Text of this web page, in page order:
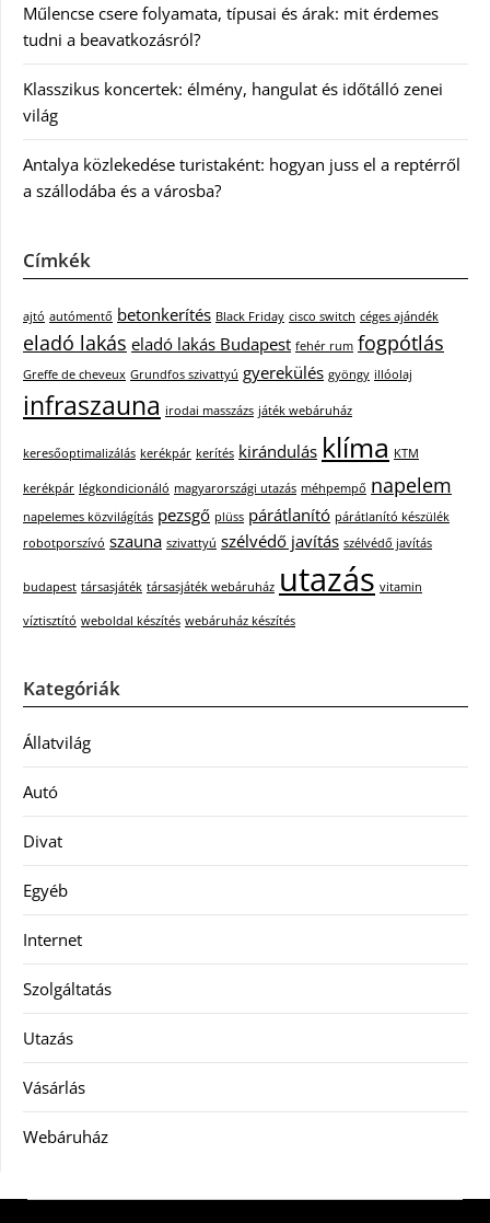
Műlencse csere folyamata, típusai és árak: mit érdemes
tudni a beavatkozásról?
Klasszikus koncertek: élmény, hangulat és időtálló zenei
világ
Antalya közlekedése turistaként: hogyan juss el a reptérről
a szállodába és a városba?
Címkék
ajtó autómentő betonkerítés Black Friday cisco switch céges ajándék
eladó lakás eladó lakás Budapest fehér rum fogpótlás
Greffe de cheveux Grundfos szivattyú gyerekülés gyöngy illóolaj
infraszauna irodai masszázs játék webáruház
keresőoptimalizálás kerékpár kerítés kirándulás klíma KTM
kerékpár légkondicionáló magyarországi utazás méhpempő napelem
napelemes közvilágítás pezsgő plüss párátlanító párátlanító készülék
robotporszívó szauna szivattyú szélvédő javítás szélvédő javítás
budapest társasjáték társasjáték webáruház utazás vitamin
víztisztító weboldal készítés webáruház készítés
Kategóriák
Állatvilág
Autó
Divat
Egyéb
Internet
Szolgáltatás
Utazás
Vásárlás
Webáruház